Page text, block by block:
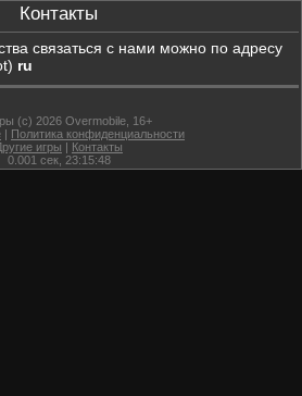
Контакты
связаться с нами можно по адресу
ru
(c) 2026 Overmobile, 16+
| Политика конфиденциальности
игры | Контакты
0.001 сек, 23:15:48